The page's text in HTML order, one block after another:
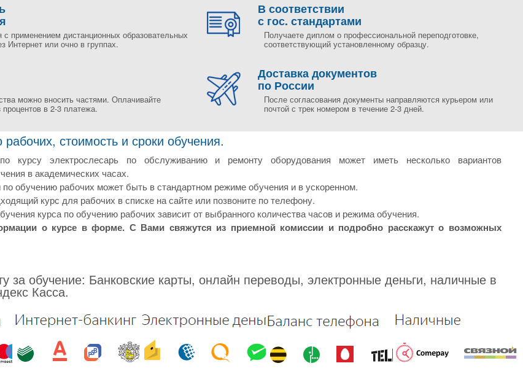
применением дистанционных образовательных
Интернет или очно в группах.
В соответствии
с гос. стандартами
Получаете диплом о профессиональной переподготовке,
соответствующий установленному образцу.
можно вносить частями. Оплачивайте
в 2-3 платежа.
Доставка документов
по России
После согласования документы направляются курьером или
почтой с трек номером в течение 2-3 дней.
стоимость и сроки обучения.
курсу электрослесарь по обслуживанию и ремонту оборудования может иметь несколько вариантов
в академических часах.
обучению рабочих может быть в стандартном режиме обучения и в ускоренном.
курс для рабочих в списке на сайте или позвоните по телефону.
курса по обучению рабочих зависит от выбранного количества часов и режима обучения.
о курсе в форме. С Вами свяжутся из приемной комиссии и подробно расскажут о возможных
за обучение: Банковские карты, онлайн переводы, электронные деньги, наличные в
Касса.